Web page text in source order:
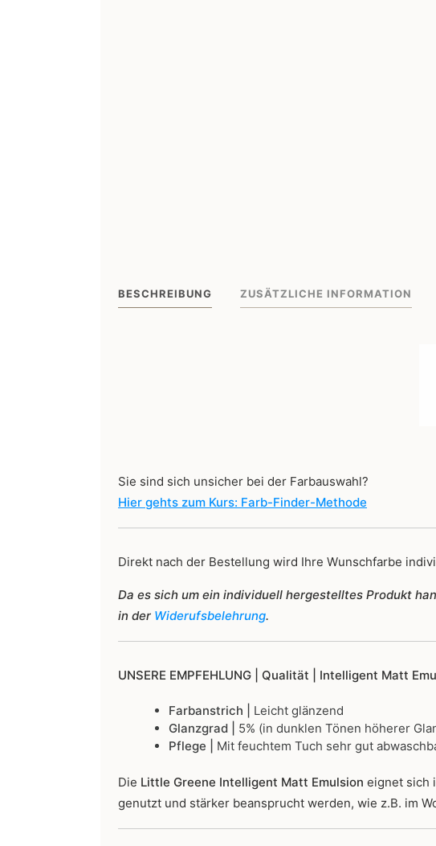
BESCHREIBUNG ZUSÄTZLICHE INFORMATION
Sie sind sich unsicher bei der Farbauswahl?
Hier gehts zum Kurs: Farb-Finder-Methode
Direkt nach der Bestellung wird Ihre Wunschfarbe
Da es sich um ein individuell hergestelltes Produkt
in der Widerufsbelehrung.
UNSERE EMPFEHLUNG | Qualität | Intelligent Matt
Farbanstrich | Leicht glänzend
Glanzgrad | 5% (in dunklen Tönen höherer
Pflege |
Mit feuchtem Tuch sehr gut
Die Little Greene Intelligent Matt Emulsion eignet sich
genutzt und stärker beansprucht werden, wie z.B. im